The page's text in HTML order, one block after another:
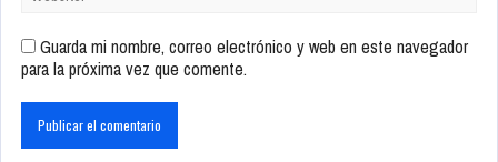
Guarda mi nombre, correo electrónico y web en este navegador
para la próxima vez que comente.